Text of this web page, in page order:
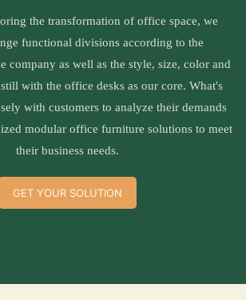
the transformation of office space, we
functional divisions according to the
company as well as the style, size, color and
with the office desks as our core. What's
with customers to analyze their demands
modular office furniture solutions to meet
their business needs.
GET YOUR SOLUTION